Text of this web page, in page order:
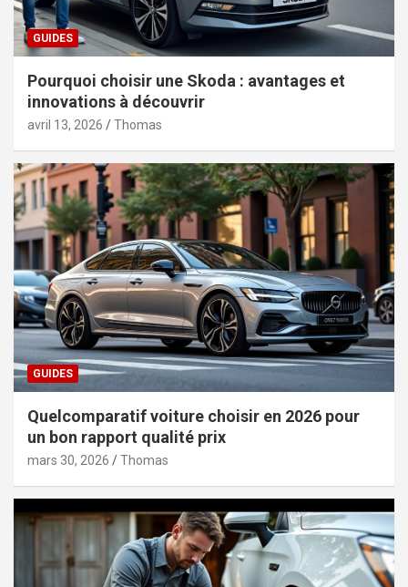
GUIDES
Pourquoi choisir une Skoda : avantages et
innovations à découvrir
avril 13, 2026 Thomas
GUIDES
Quelcomparatif voiture choisir en 2026 pour
un bon rapport qualité prix
mars 30, 2026 Thomas